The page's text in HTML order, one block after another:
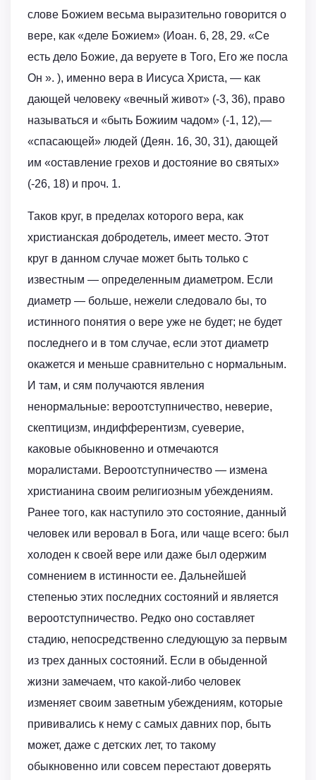
слове Божием весьма выразительно говорится о
вере, как «деле Божием» (Иоан. 6, 28, 29. «Се
есть дело Божие, да веруете в Того, Его же посла
Он ». ), именно вера в Иисуса Христа, — как
дающей человеку «вечный живот» (-3, 36), право
называться и «быть Божиим чадом» (-1, 12),—
«спасающей» людей (Деян. 16, 30, 31), дающей
им «оставление грехов и достояние во святых»
(-26, 18) и проч. 1.
Таков круг, в пределах которого вера, как
христианская добродетель, имеет место. Этот
круг в данном случае может быть только с
известным — определенным диаметром. Если
диаметр — больше, нежели следовало бы, то
истинного понятия о вере уже не будет; не будет
последнего и в том случае, если этот диаметр
окажется и меньше сравнительно с нормальным.
И там, и сям получаются явления
ненормальные: вероотступничество, неверие,
скептицизм, индифферентизм, суеверие,
каковые обыкновенно и отмечаются
моралистами. Вероотступничество — измена
христианина своим религиозным убеждениям.
Ранее того, как наступило это состояние, данный
человек или веровал в Бога, или чаще всего: был
холоден к своей вере или даже был одержим
сомнением в истинности ее. Дальнейшей
степенью этих последних состояний и является
вероотступничество. Редко оно составляет
стадию, непосредственно следующую за первым
из трех данных состояний. Если в обыденной
жизни замечаем, что какой-либо человек
изменяет своим заветным убеждениям, которые
прививались к нему с самых давних пор, быть
может, даже с детских лет, то такому
обыкновенно или совсем перестают доверять